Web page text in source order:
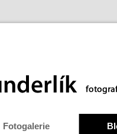
Fotogalerie